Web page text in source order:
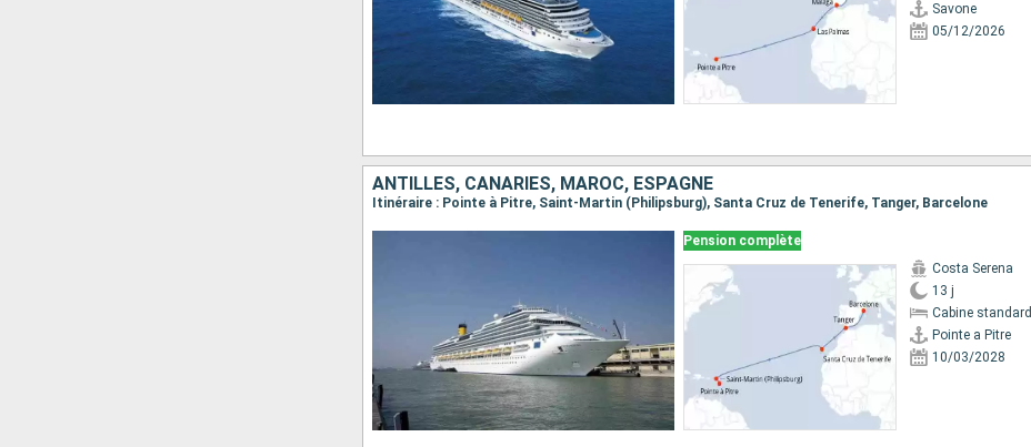
Savone
05/12/2026
ANTILLES, CANARIES, MAROC, ESPAGNE
Itinéraire : Pointe à Pitre, Saint-Martin (Philipsburg), Santa Cruz de Tenerife, Tanger, Barcelone
Pension complète
Costa Serena
13 j
Cabine standard
Pointe a Pitre
10/03/2028